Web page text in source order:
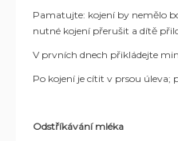
Pamatujte: kojení by nemělo
nutné kojení přerušit a dítě
V prvních dnech přikládejte
Po kojení je cítit v prsou úleva;
Odstříkávání mléka